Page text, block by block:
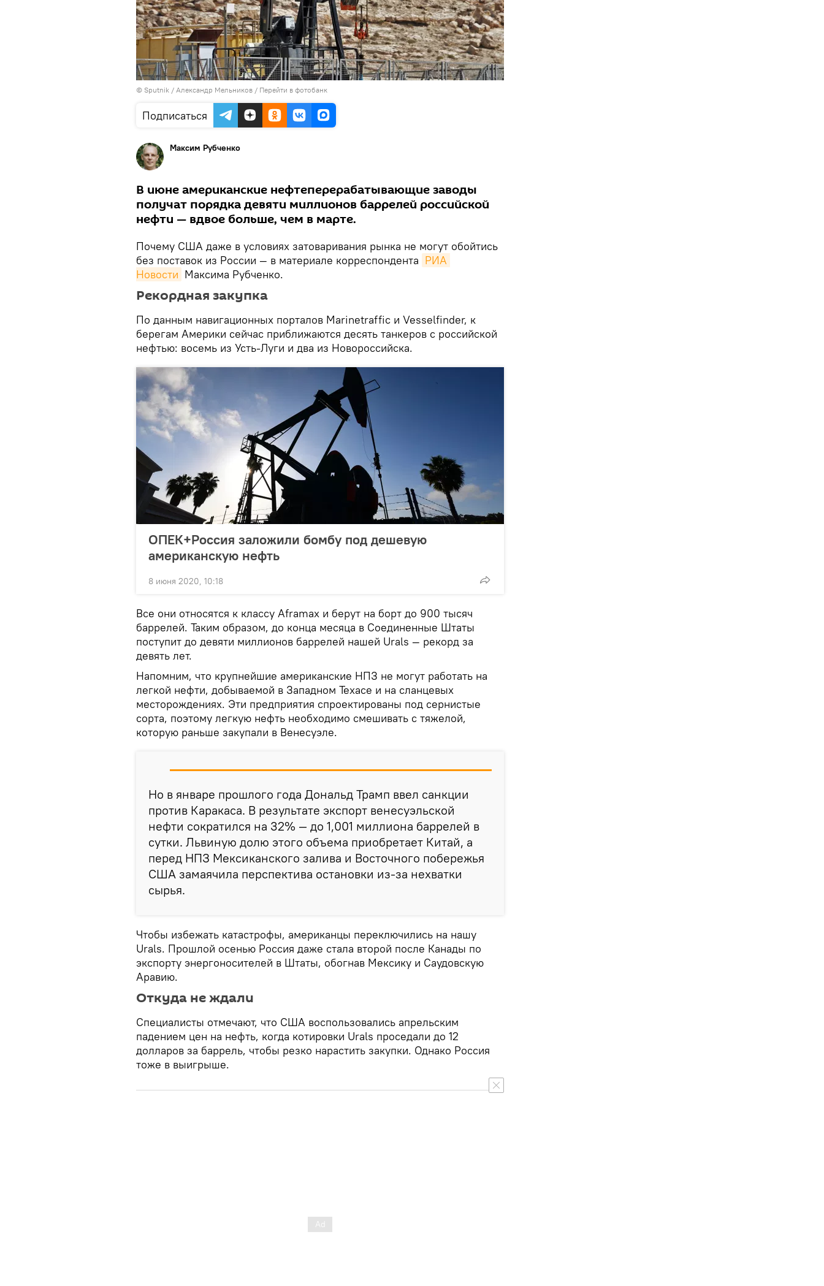
© Sputnik / Александр Мельников / Перейти в фотобанк
Подписаться
Максим Рубченко
В июне американские нефтеперерабатывающие заводы
получат порядка девяти миллионов баррелей российской
нефти — вдвое больше, чем в марте.
Почему США даже в условиях затоваривания рынка не могут обойтись
без поставок из России — в материале корреспондента РИА
Новости Максима Рубченко.
Рекордная закупка
По данным навигационных порталов Marinetraffic и Vesselfinder, к
берегам Америки сейчас приближаются десять танкеров с российской
нефтью: восемь из Усть-Луги и два из Новороссийска.
ОПЕК+Россия заложили бомбу под дешевую
американскую нефть
8 июня 2020, 10:18
Все они относятся к классу Aframax и берут на борт до 900 тысяч
баррелей. Таким образом, до конца месяца в Соединенные Штаты
поступит до девяти миллионов баррелей нашей Urals — рекорд за
девять лет.
Напомним, что крупнейшие американские НПЗ не могут работать на
легкой нефти, добываемой в Западном Техасе и на сланцевых
месторождениях. Эти предприятия спроектированы под сернистые
сорта, поэтому легкую нефть необходимо смешивать с тяжелой,
которую раньше закупали в Венесуэле.
Но в январе прошлого года Дональд Трамп ввел санкции
против Каракаса. В результате экспорт венесуэльской
нефти сократился на 32% — до 1,001 миллиона баррелей в
сутки. Львиную долю этого объема приобретает Китай, а
перед НПЗ Мексиканского залива и Восточного побережья
США замаячила перспектива остановки из-за нехватки
сырья.
Чтобы избежать катастрофы, американцы переключились на нашу
Urals. Прошлой осенью Россия даже стала второй после Канады по
экспорту энергоносителей в Штаты, обогнав Мексику и Саудовскую
Аравию.
Откуда не ждали
Специалисты отмечают, что США воспользовались апрельским
падением цен на нефть, когда котировки Urals проседали до 12
долларов за баррель, чтобы резко нарастить закупки. Однако Россия
тоже в выигрыше.